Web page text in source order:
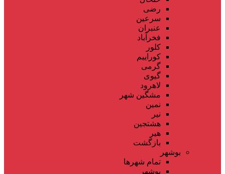
رضی
سرعین
عنبران
فخرآباد
کلور
کوراییم
گرمی
گیوی
لاهرود
مشگین شهر
نمین
نیر
هشتجین
هیر
بازگشت
بوشهر
تمام شهر‌ها
بوشهر